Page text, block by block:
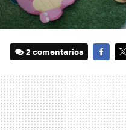
2 comentarios